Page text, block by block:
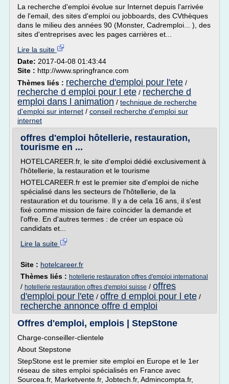
La recherche d'emploi évolue sur Internet depuis l'arrivée
de l'email, des sites d'emploi ou jobboards, des CVthèques
dans le milieu des années 90 (Monster, Cadremploi... ), des
sites d'entreprises avec les pages carrières et...
Lire la suite
Date: 2017-04-08 01:43:44
Site : http://www.springfrance.com
Thèmes liés : recherche d'emploi pour l'ete /
recherche d emploi pour l ete / recherche d
emploi dans l animation / technique de recherche
d'emploi sur internet / conseil recherche d'emploi sur
internet
offres d'emploi hôtellerie, restauration,
tourisme en ...
HOTELCAREER.fr, le site d'emploi dédié exclusivement à
l'hôtellerie, la restauration et le tourisme
HOTELCAREER.fr est le premier site d'emploi de niche
spécialisé dans les secteurs de l'hôtellerie, de la
restauration et du tourisme. Il y a de cela 16 ans, il s'est
fixé comme mission de faire coïncider la demande et
l'offre. En d'autres termes : de créer un espace où
candidats et...
Lire la suite
Site : hotelcareer.fr
Thèmes liés : hotellerie restauration offres d'emploi international
/ hotellerie restauration offres d'emploi suisse / offres
d'emploi pour l'ete / offre d emploi pour l ete /
recherche annonce offre d emploi
Offres d'emploi, emplois | StepStone
Charge-conseiller-clientele
About Stepstone
StepStone est le premier site emploi en Europe et le 1er
réseau de sites emploi spécialisés en France avec
Sourcea.fr, Marketvente.fr, Jobtech.fr, Admincompta.fr,